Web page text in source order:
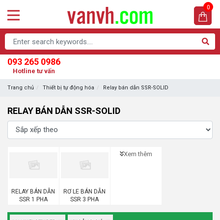
093 265 0986
Hotline tư vấn
0
Trang chủ Thiết bị tự động hóa Relay bán dẫn SSR-SOLID
RELAY BÁN DẪN SSR-SOLID
RELAY BÁN DẪN
SSR 1 PHA
RƠ LE BÁN DẪN
SSR 3 PHA
Xem thêm